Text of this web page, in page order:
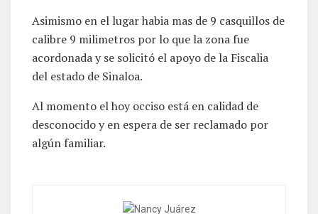
Asimismo en el lugar habia mas de 9 casquillos de
calibre 9 milimetros por lo que la zona fue
acordonada y se solicitó el apoyo de la Fiscalia
del estado de Sinaloa.
Al momento el hoy occiso está en calidad de
desconocido y en espera de ser reclamado por
algún familiar.